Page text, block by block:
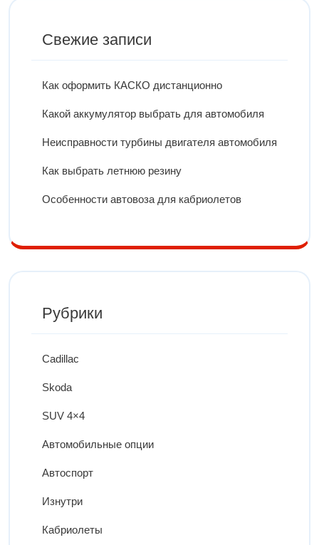
Свежие записи
Как оформить КАСКО дистанционно
Какой аккумулятор выбрать для автомобиля
Неисправности турбины двигателя автомобиля
Как выбрать летнюю резину
Особенности автовоза для кабриолетов
Рубрики
Cadillac
Skoda
SUV 4×4
Автомобильные опции
Автоспорт
Изнутри
Кабриолеты